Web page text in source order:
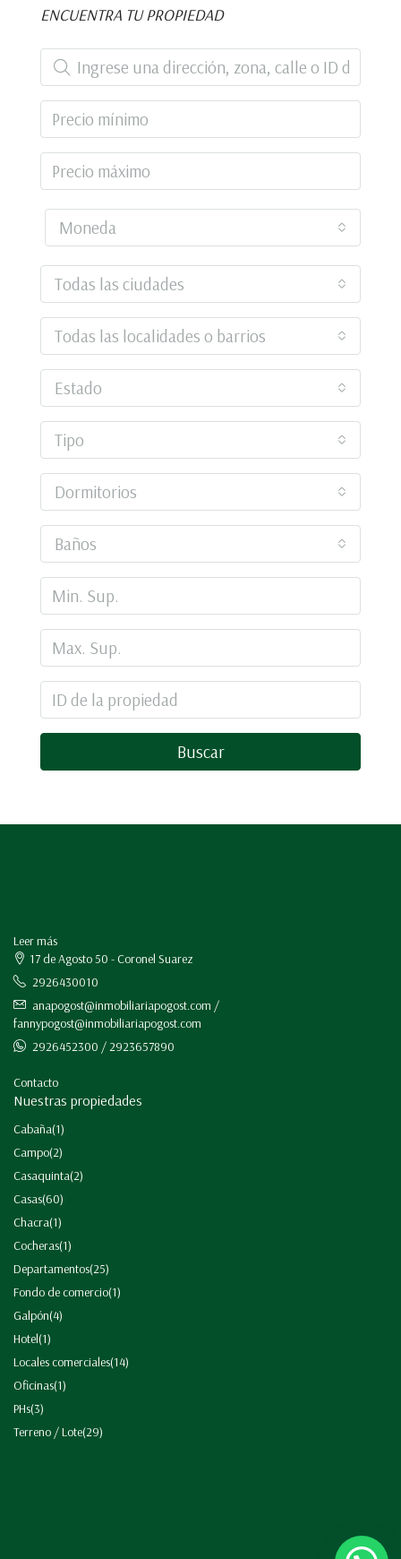
ENCUENTRA TU PROPIEDAD
Moneda
Todas las ciudades
Todas las localidades o barrios
Estado
Tipo
Dormitorios
Baños
Buscar
Leer más
17 de Agosto 50 - Coronel Suarez
2926430010
anapogost@inmobiliariapogost.com /
fannypogost@inmobiliariapogost.com
2926452300 / 2923657890
Contacto
Nuestras propiedades
Cabaña(1)
Campo(2)
Casaquinta(2)
Casas(60)
Chacra(1)
Cocheras(1)
Departamentos(25)
Fondo de comercio(1)
Galpón(4)
Hotel(1)
Locales comerciales(14)
Oficinas(1)
PHs(3)
Terreno / Lote(29)